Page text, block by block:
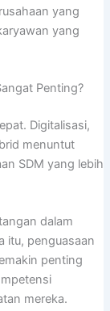
yang
yang
Penting?
Digitalisasi,
menuntut
SDM yang lebih
dalam
itu, penguasaan
penting
mereka.